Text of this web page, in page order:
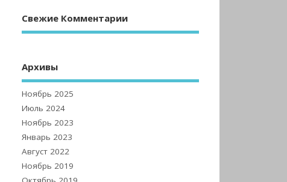
Свежие Комментарии
Архивы
Ноябрь 2025
Июль 2024
Ноябрь 2023
Январь 2023
Август 2022
Ноябрь 2019